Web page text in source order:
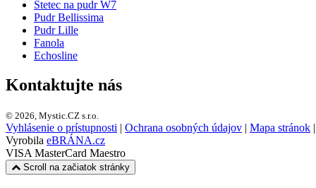
Štetec na pudr W7
Pudr Bellissima
Pudr Lille
Fanola
Echosline
Kontaktujte nás
© 2026, Mystic.CZ s.r.o.
Vyhlásenie o prístupnosti | Ochrana osobných údajov | Mapa stránok |
Vyrobila eBRÁNA.cz
VISA MasterCard Maestro
Scroll na začiatok stránky